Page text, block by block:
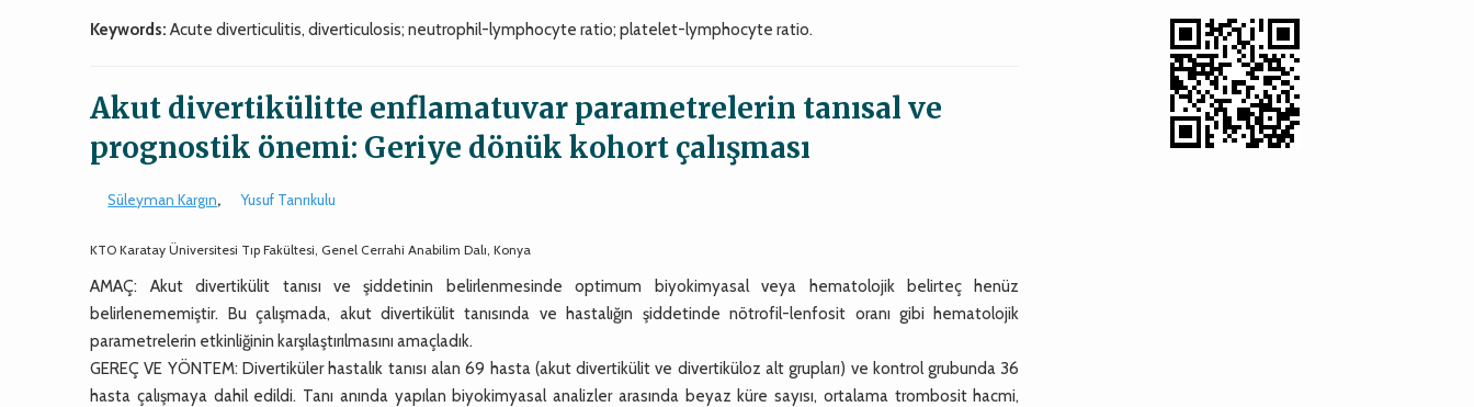
Keywords: Acute diverticulitis, diverticulosis; neutrophil-lymphocyte ratio; platelet-lymphocyte ratio.
Akut divertikülitte enflamatuvar parametrelerin tanısal ve
prognostik önemi: Geriye dönük kohort çalışması
Süleyman Kargın, Yusuf Tanrıkulu
KTO Karatay Üniversitesi Tıp Fakültesi, Genel Cerrahi Anabilim Dalı, Konya
AMAÇ: Akut divertikülit tanısı ve şiddetinin belirlenmesinde optimum biyokimyasal veya hematolojik belirteç henüz
belirlenememiştir. Bu çalışmada, akut divertikülit tanısında ve hastalığın şiddetinde nötrofil-lenfosit oranı gibi hematolojik
parametrelerin etkinliğinin karşılaştırılmasını amaçladık.
GEREÇ VE YÖNTEM: Divertiküler hastalık tanısı alan 69 hasta (akut divertikülit ve divertiküloz alt grupları) ve kontrol grubunda 36
hasta çalışmaya dahil edildi. Tanı anında yapılan biyokimyasal analizler arasında beyaz küre sayısı, ortalama trombosit hacmi,